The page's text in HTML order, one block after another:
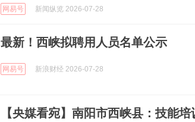
网易号 新闻纵览 2026-07-28
最新！西峡拟聘用人员名单公示
网易号 新浪财经 2026-07-28
【央媒看宛】南阳市西峡县：技能